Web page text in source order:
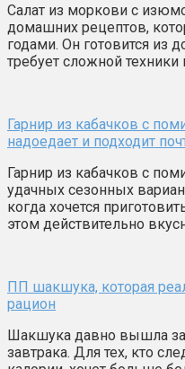
Салат из моркови с
домашних рецептов,
годами. Он готовится из
требует сложной техники
Гарнир из кабачков с
надоедает и подходит
Гарнир из кабачков с
удачных сезонных
когда хочется
этом действительно
ПП шакшука, которая
рацион
Шакшука давно вышла
завтрака. Для тех, кто